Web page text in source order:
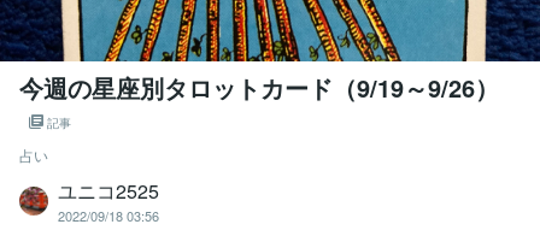
今週の星座別タロットカード（9/19～9/26）
記事
占い
ユニコ2525
2022/09/18 03:56